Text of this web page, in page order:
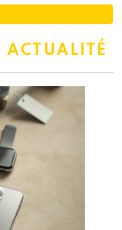
ACTUALITÉ